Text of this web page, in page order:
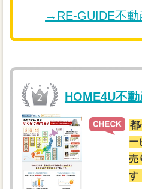
→RE-GUIDE不動
HOME4U不
都
ー
売
す